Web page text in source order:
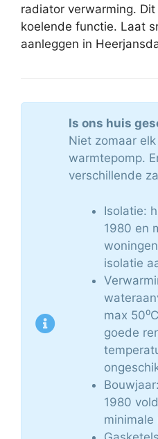
radiator verwarming.
koelende functie. Laat
aanleggen in
Is ons huis
Niet zomaar
warmtepomp.
verschillende
Isolatie:
1980 en
isolatie
max
goede
1980